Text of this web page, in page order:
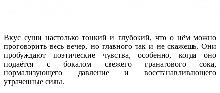
Вкус суши настолько тонкий и глубокий, что о нём можно
проговорить весь вечер, но главного так и не скажешь. Они
пробуждают поэтические чувства, особенно, когда оно
подаётся с бокалом свежего гранатового сока,
нормализующего давление и восстанавливающего
утраченные силы.